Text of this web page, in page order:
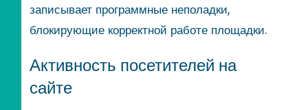
записывает программные неполадки,
блокирующие корректной работе площадки.
Активность посетителей на
сайте